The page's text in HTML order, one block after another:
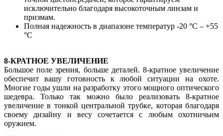
исключительно благодаря высокоточным линзам и
призмам.
Полная надежность в диапазоне температур -20 °C – +55
°C
8-КРАТНОЕ УВЕЛИЧЕНИЕ
Большое поле зрения, больше деталей. 8-кратное увеличение
обеспечит вашу готовность к любой ситуации на охоте.
Многие годы ушли на разработку этого мощного оптического
шедевра. Только так можно было реализовать 8-кратное
увеличение в тонкой центральной трубке, которая благодаря
своему дизайну и весу сочетается с любым охотничьим
оружием.